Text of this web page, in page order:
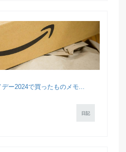
ー2024で買ったものメモ...
日記